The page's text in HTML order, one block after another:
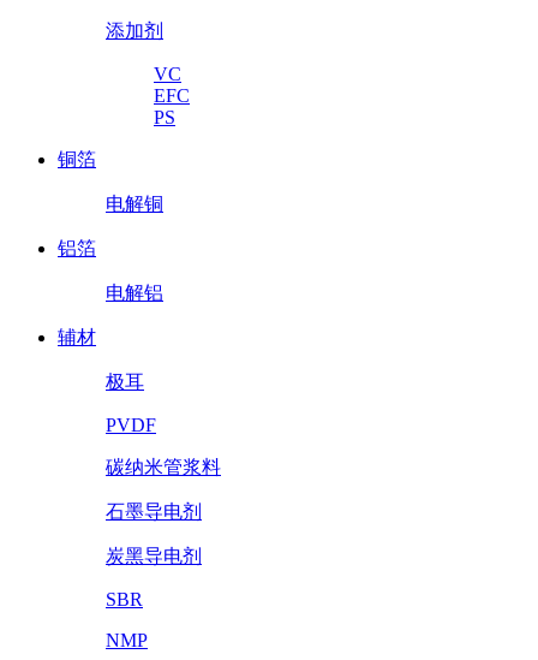
添加剂
VC
EFC
PS
铜箔
电解铜
铝箔
电解铝
辅材
极耳
PVDF
碳纳米管浆料
石墨导电剂
炭黑导电剂
SBR
NMP